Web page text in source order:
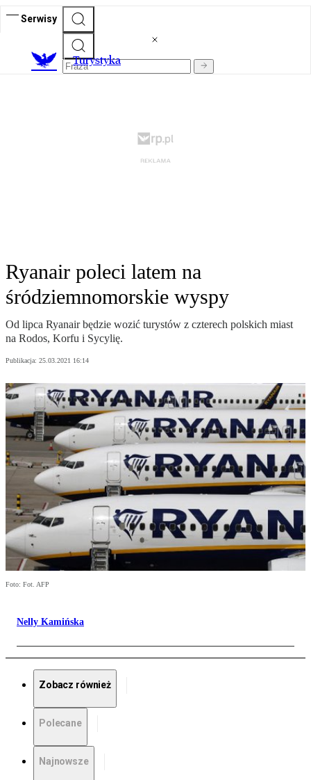
Serwisy
Turystyka
Ryanair poleci latem na
śródziemnomorskie wyspy
Od lipca Ryanair będzie wozić turystów z czterech polskich miast
na Rodos, Korfu i Sycylię.
Publikacja: 25.03.2021 16:14
Foto: Fot. AFP
Nelly Kamińska
Zobacz również
Polecane
Najnowsze